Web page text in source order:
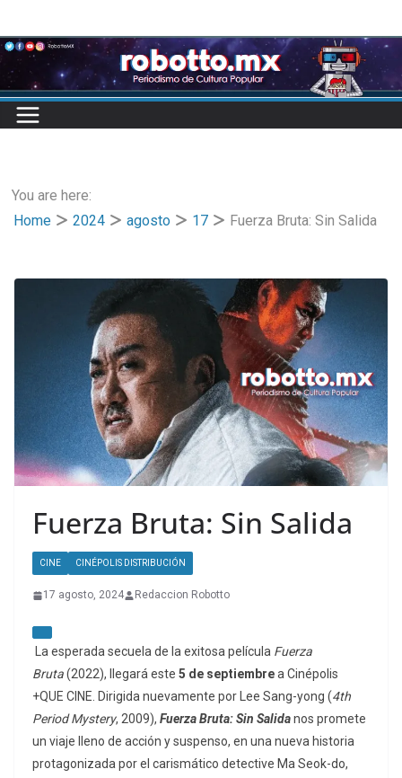
to
content
You are here:
Home
2024 agosto 17 Fuerza Bruta: Sin Salida
Fuerza Bruta: Sin Salida
CINE CINÉPOLIS DISTRIBUCIÓN
17 agosto, 2024 Redaccion Robotto
La esperada secuela de la exitosa película Fuerza
Bruta(2022), llegará este 5 de septiembrea Cinépolis
+QUE CINE. Dirigida nuevamente por Lee Sang-yong (4th
Period Mystery, 2009), Fuerza Bruta: Sin Salidanos promete
un viaje lleno de acción y suspenso, en una nueva historia
protagonizada por el carismático detective Ma Seok-do,